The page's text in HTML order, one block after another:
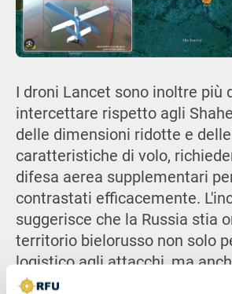
I droni Lancet sono inoltre più
intercettare rispetto agli
delle dimensioni ridotte e
caratteristiche di volo,
difesa aerea supplementari
contrastati efficacemente.
suggerisce che la Russia stia
territorio bielorusso non solo
logistico agli attacchi, ma
piattaforma di lancio per le